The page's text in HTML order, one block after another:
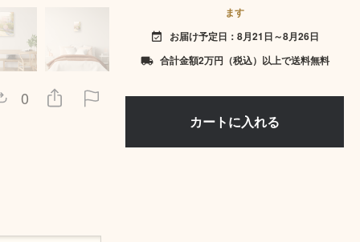
0
ます
event_available お届け予定日：8月21日～8月26日
local_shipping 合計金額2万円（税込）以上で送料無料